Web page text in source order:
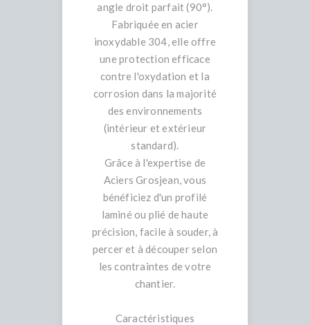
angle droit parfait (90°).
Fabriquée en acier
inoxydable 304, elle offre
une protection efficace
contre l'oxydation et la
corrosion dans la majorité
des environnements
(intérieur et extérieur
standard).
Grâce à l'expertise de
Aciers Grosjean, vous
bénéficiez d'un profilé
laminé ou plié de haute
précision, facile à souder, à
percer et à découper selon
les contraintes de votre
chantier.
Caractéristiques